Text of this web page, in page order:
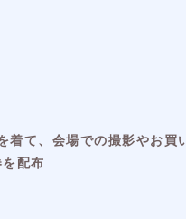
て、会場での撮影やお買
配布